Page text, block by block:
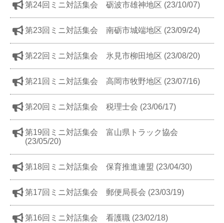
第24回ミニ対話集会 砺波市雄神地区 (23/10/07)
第23回ミニ対話集会 南砺市城端地区 (23/09/24)
第22回ミニ対話集会 氷見市柳田地区 (23/08/20)
第21回ミニ対話集会 高岡市牧野地区 (23/07/16)
第20回ミニ対話集会 税理士会 (23/06/17)
第19回ミニ対話集会 富山県トラック協会
(23/05/20)
第18回ミニ対話集会 保育推進連盟 (23/04/30)
第17回ミニ対話集会 郵便局長会 (23/03/19)
第16回ミニ対話集会 看護職 (23/02/18)